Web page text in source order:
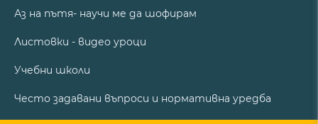
Аз на пътя- научи ме да шофирам
Листовки - видео уроци
Учебни школи
Често задавани въпроси и нормативна уредба